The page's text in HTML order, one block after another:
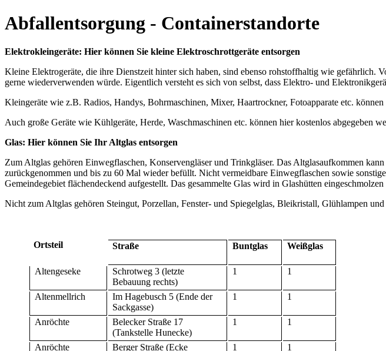
Abfallentsorgung - Containerstandorte
Elektrokleingeräte: Hier können Sie kleine Elektroschrottgeräte entsorgen
Kleine Elektrogeräte, die ihre Dienstzeit hinter sich haben, sind ebenso rohstoffhaltig wie
gerne wiederverwenden würde. Eigentlich versteht es sich von selbst, dass Elektro- und
Kleingeräte wie z.B. Radios, Handys, Bohrmaschinen, Mixer, Haartrockner, Fotoapparate etc.
Auch große Geräte wie Kühlgeräte, Herde, Waschmaschinen etc. können hier kostenlos abgegeben
Glas: Hier können Sie Ihr Altglas entsorgen
Zum Altglas gehören Einwegflaschen, Konservengläser und Trinkgläser. Das Altglasaufkommen
zurückgenommen und bis zu 60 Mal wieder befüllt. Nicht vermeidbare Einwegflaschen sowie
Gemeindegebiet flächendeckend aufgestellt. Das gesammelte Glas wird in Glashütten
Nicht zum Altglas gehören Steingut, Porzellan, Fenster- und Spiegelglas, Bleikristall, Glühlampen
Ortsteil Straße Buntglas Weißglas
Altengeseke
Schrotweg 3 (letzte
Bebauung rechts)
1 1
Altenmellrich
Im Hagebusch 5 (Ende der
Sackgasse)
1 1
Anröchte
Belecker Straße 17
(Tankstelle Hunecke)
1 1
Anröchte Berger Straße (Ecke 1 1